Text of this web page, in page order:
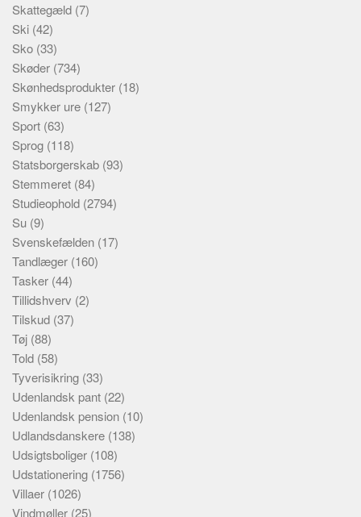
Skattegæld (7)
Ski (42)
Sko (33)
Skøder (734)
Skønhedsprodukter (18)
Smykker ure (127)
Sport (63)
Sprog (118)
Statsborgerskab (93)
Stemmeret (84)
Studieophold (2794)
Su (9)
Svenskefælden (17)
Tandlæger (160)
Tasker (44)
Tillidshverv (2)
Tilskud (37)
Tøj (88)
Told (58)
Tyverisikring (33)
Udenlandsk pant (22)
Udenlandsk pension (10)
Udlandsdanskere (138)
Udsigtsboliger (108)
Udstationering (1756)
Villaer (1026)
Vindmøller (25)